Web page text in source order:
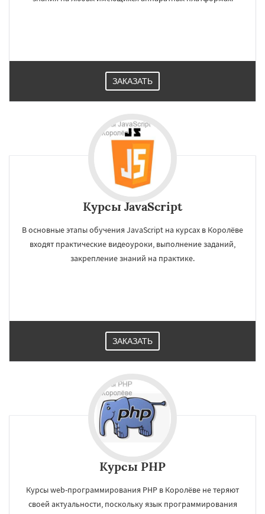
ЗАКАЗАТЬ
Курсы JavaScript
В основные этапы обучения JavaScript на курсах в Королёве
входят практические видеоуроки, выполнение заданий,
закрепление знаний на практике.
ЗАКАЗАТЬ
Курсы PHP
Курсы web-программирования PHP в Королёве не теряют
своей актуальности, поскольку язык программирования